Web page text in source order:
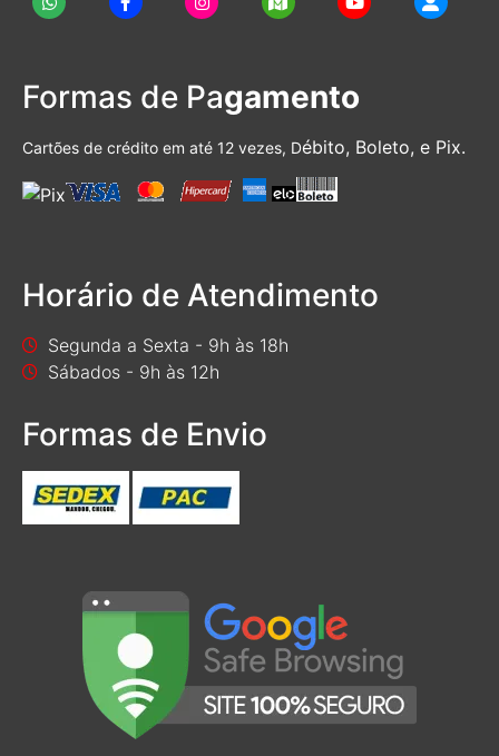
Formas de Pagamento
Cartões de crédito em até 12 vezes, Débito, Boleto, e Pix.
Horário de Atendimento
Segunda a Sexta - 9h às 18h
Sábados - 9h às 12h
Formas de Envio